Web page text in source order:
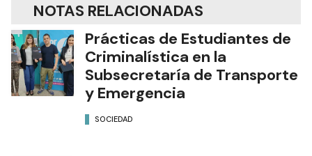
NOTAS RELACIONADAS
Prácticas de Estudiantes de
Criminalística en la
Subsecretaría de Transporte
y Emergencia
SOCIEDAD